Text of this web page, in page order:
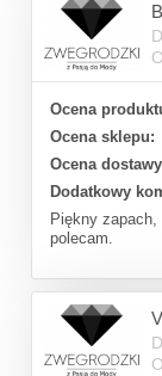
Ocena
Ocena sklepu:
Ocena
Dodatkowy
Piękny
polecam.